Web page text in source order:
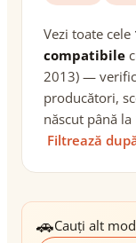
Vezi toate cele
compatibile
2013) —
producători,
născut până la
Filtrează
🚗Cauți alt